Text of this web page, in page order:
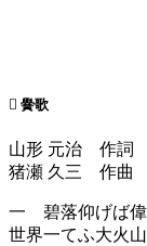
黌歌
山形 元治 作詞
猪瀬 久三 作曲
一 碧落仰げば偉
世界一てふ大火